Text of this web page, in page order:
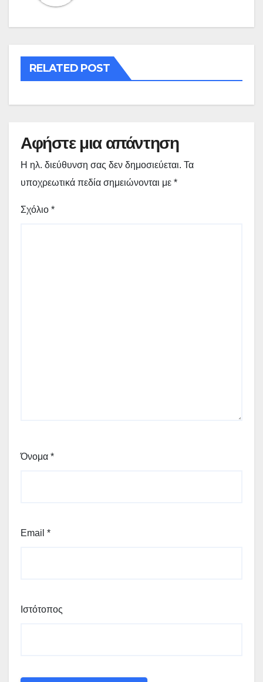
RELATED POST
Αφήστε μια απάντηση
Η ηλ. διεύθυνση σας δεν δημοσιεύεται. Τα
υποχρεωτικά πεδία σημειώνονται με *
Σχόλιο *
Όνομα *
Email *
Ιστότοπος